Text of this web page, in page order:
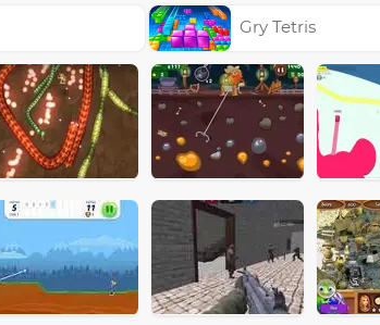
Gry Tetris